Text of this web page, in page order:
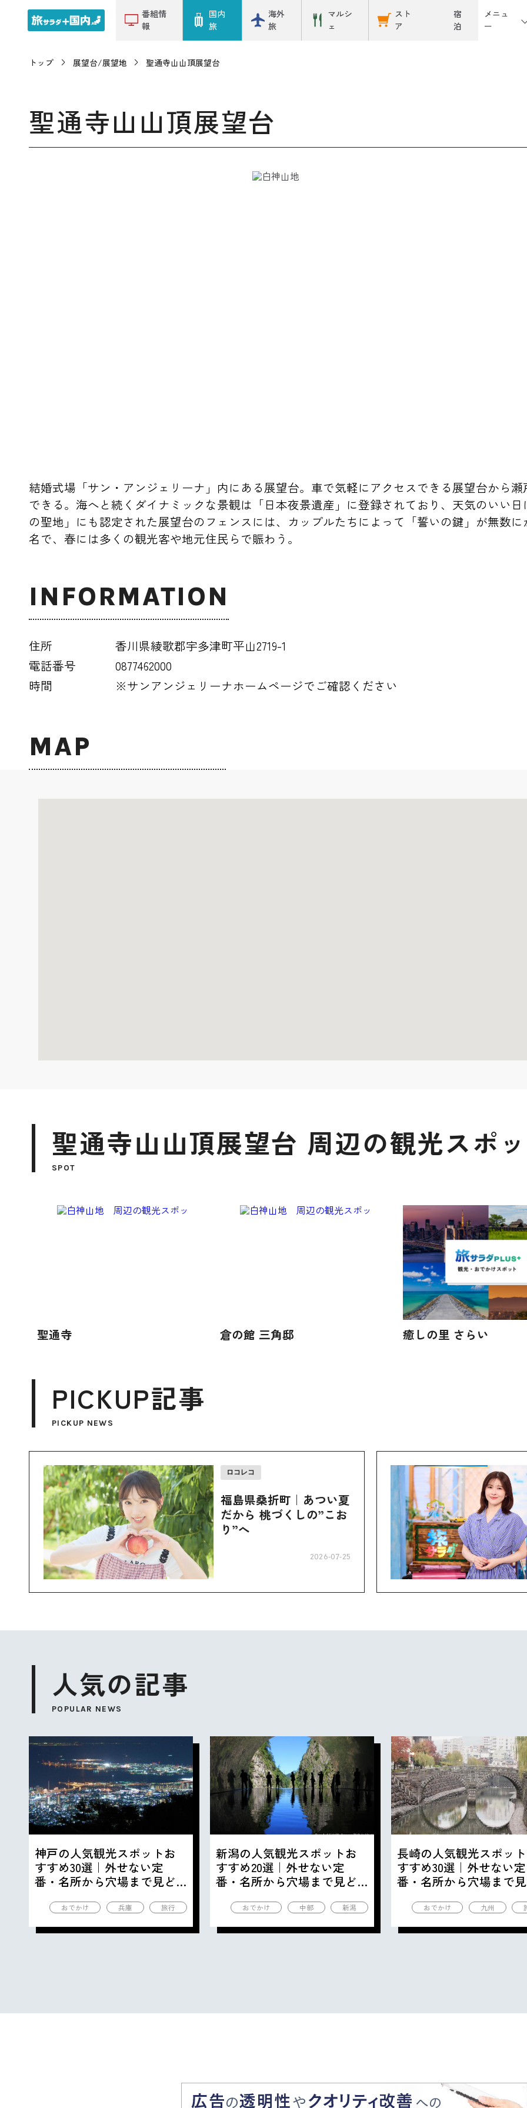
番組情
報
国内
旅
海外
旅
マルシ
ェ
スト
ア
宿
泊
メニュ
ー
トップ 展望台/展望地 聖通寺山山頂展望台
聖通寺山山頂展望台
結婚式場「サン・アンジェリーナ」内にある展望台。車で気軽にアクセスできる展望台から
できる。海へと続くダイナミックな景観は「日本夜景遺産」に登録されており、天気のいい
の聖地」にも認定された展望台のフェンスには、カップルたちによって「誓いの鍵」が無数
名で、春には多くの観光客や地元住民らで賑わう。
INFORMATION
住所
香川県綾歌郡宇多津町平山2719-1
電話番号
0877462000
時間
※サンアンジェリーナホームページでご確認ください
MAP
聖通寺山山頂展望台 周辺の観光スポ
SPOT
聖通寺 倉の館 三角邸 癒しの里 さらい
PICKUP記事
PICKUP NEWS
ロコレコ
福島県桑折町｜あつい夏
だから 桃づくしの”こお
り”へ
2026-07-25
人気の記事
POPULAR NEWS
神戸の人気観光スポットお
すすめ30選｜外せない定
番・名所から穴場まで見ど
おでかけ 兵庫 旅行
新潟の人気観光スポットお
すすめ20選｜外せない定
番・名所から穴場まで見ど
おでかけ 中部 新潟
長崎の人気観光スポッ
すすめ30選｜外せない定
番・名所から穴場まで
おでかけ 九州